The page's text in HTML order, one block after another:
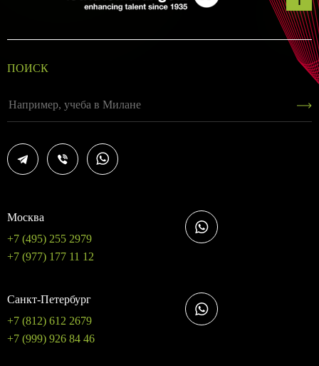
ПОИСК
Москва
+7 (495) 255 2979
+7 (977) 177 11 12
Санкт-Петербург
+7 (812) 612 2679
+7 (999) 926 84 46